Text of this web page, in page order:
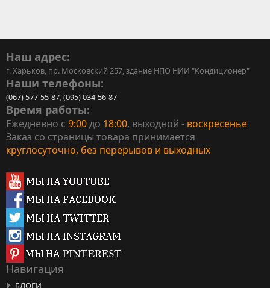
Наш адрес:
г. Харьков, пр. Московский 257, здание НПО НИИ "Кондиционер"
Наши телефоны:
(067) 577-55-87,(095) 034-56-87
Время работы:
Ежедневно с 9:00до 18:00, выходной - воскресенье
Заказ со страницы товара принимается
круглосуточно, без перерывов и выходных
Навигация
БЛОГИ